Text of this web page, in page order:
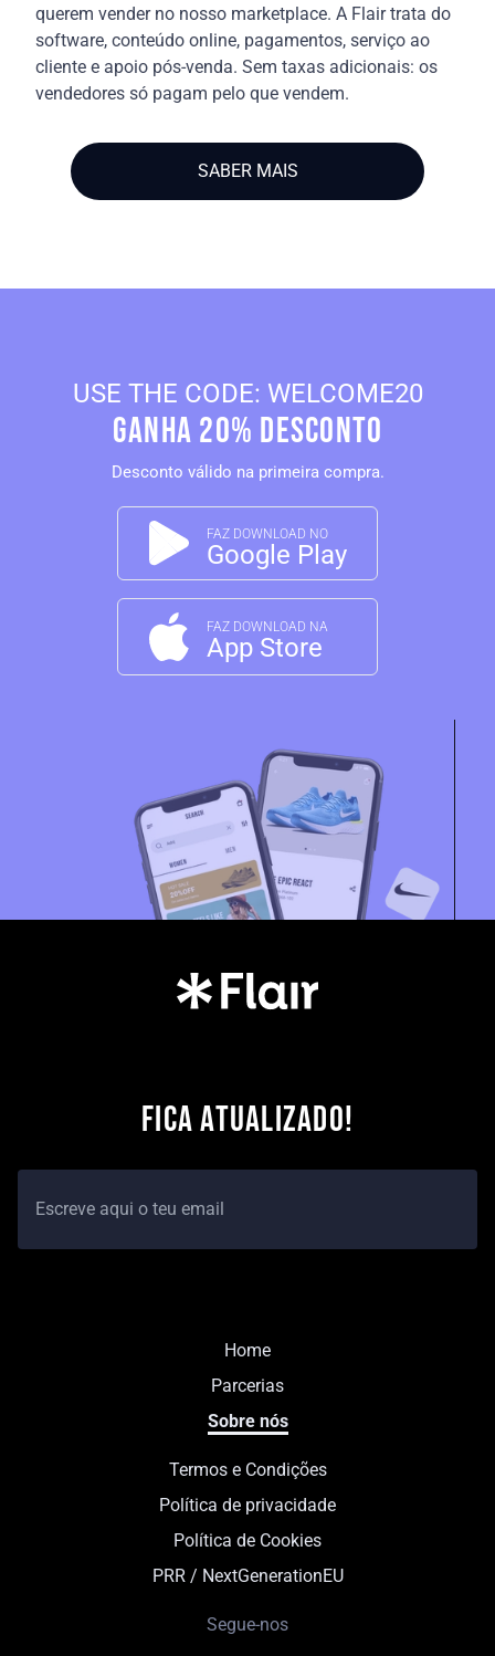
querem vender no nosso marketplace. A Flair trata do
software, conteúdo online, pagamentos, serviço ao
cliente e apoio pós-venda. Sem taxas adicionais: os
vendedores só pagam pelo que vendem.
SABER MAIS
USE THE CODE: WELCOME20
GANHA 20% desconto
Desconto válido na primeira compra.
FAZ DOWNLOAD NO
Google Play
FAZ DOWNLOAD NA
App Store
FICA ATUALIZADO!
Home
Parcerias
Sobre nós
Termos e Condições
Política de privacidade
Política de Cookies
PRR / NextGenerationEU
Segue-nos